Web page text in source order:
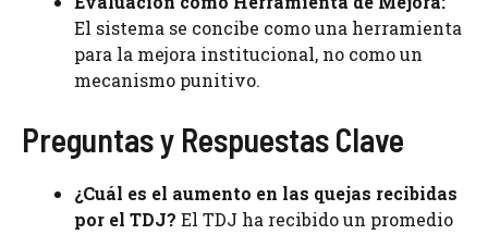
El sistema se concibe como una herramienta
para la mejora institucional, no como un
mecanismo punitivo.
Preguntas y Respuestas Clave
¿Cuál es el aumento en las quejas recibidas
por el TDJ? El TDJ ha recibido un promedio